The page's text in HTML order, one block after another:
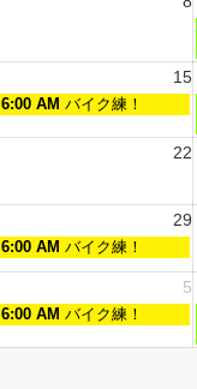
15
6:00 AM バイク練！
22
29
6:00 AM バイク練！
5
6:00 AM バイク練！